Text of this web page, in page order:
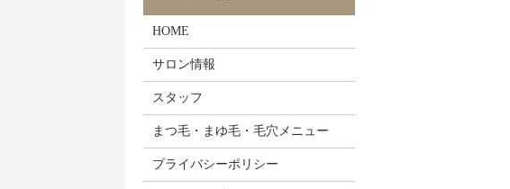
HOME
サロン情報
スタッフ
まつ毛・まゆ毛・毛穴メニュー
プライバシーポリシー